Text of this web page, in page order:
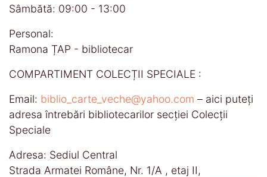
Sâmbătă: 09:00 - 13:00
Personal:
Ramona ȚAP - bibliotecar
COMPARTIMENT COLECȚII SPECIALE :
Email: biblio_carte_veche@yahoo.com – aici puteţi
adresa întrebări bibliotecarilor secţiei Colecţii
Speciale
Adresa: Sediul Central
Strada Armatei Române, Nr. 1/A , etaj II,